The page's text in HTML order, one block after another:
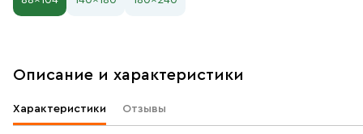
Описание и характеристики
Характеристики Отзывы